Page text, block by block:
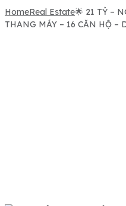
HomeReal Estate🌟 21 TỶ –
THANG MÁY – 16 CĂN HỘ –